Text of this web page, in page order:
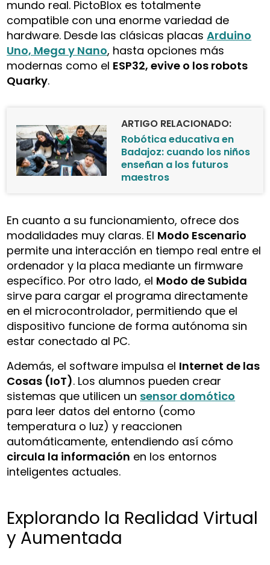
mundo real. PictoBlox es totalmente
compatible con una enorme variedad de
hardware. Desde las clásicas placasArduino
Uno, Mega y Nano, hasta opciones más
modernas como el ESP32, evive o los robots
Quarky.
ARTIGO RELACIONADO:
Robótica educativa en
Badajoz: cuando los niños
enseñan a los futuros
maestros
En cuanto a su funcionamiento, ofrece dos
modalidades muy claras. El Modo Escenario
permite una interacción en tiempo real entre el
ordenador y la placa mediante un firmware
específico. Por otro lado, el Modo de Subida
sirve para cargar el programa directamente
en el microcontrolador, permitiendo que el
dispositivo funcione de forma autónoma sin
estar conectado al PC.
Además, el software impulsa el Internet de las
Cosas (IoT). Los alumnos pueden crear
sistemas que utilicen un sensor domótico
para leer datos del entorno (como
temperatura o luz) y reaccionen
automáticamente, entendiendo así cómo
circula la información en los entornos
inteligentes actuales.
Explorando la Realidad Virtual
y Aumentada